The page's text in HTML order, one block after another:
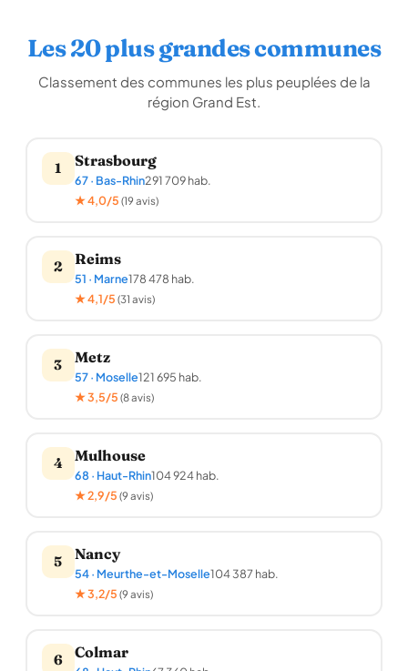
Les 20 plus grandes communes
Classement des communes les plus peuplées de la
région Grand Est.
1 Strasbourg
67 · Bas-Rhin291 709 hab.
★ 4,0/5 (19 avis)
2 Reims
51 · Marne178 478 hab.
★ 4,1/5 (31 avis)
3 Metz
57 · Moselle121 695 hab.
★ 3,5/5 (8 avis)
4 Mulhouse
68 · Haut-Rhin104 924 hab.
★ 2,9/5 (9 avis)
5 Nancy
54 · Meurthe-et-Moselle104 387 hab.
★ 3,2/5 (9 avis)
6 Colmar